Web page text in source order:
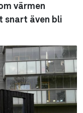
värmen
snart även bli